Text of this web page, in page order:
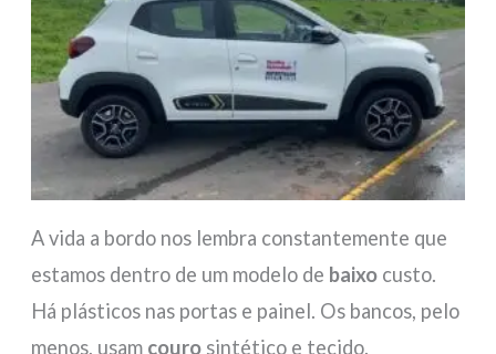
A vida a bordo nos lembra constantemente que
estamos dentro de um modelo de baixo custo.
Há plásticos nas portas e painel. Os bancos, pelo
menos, usam couro sintético e tecido.